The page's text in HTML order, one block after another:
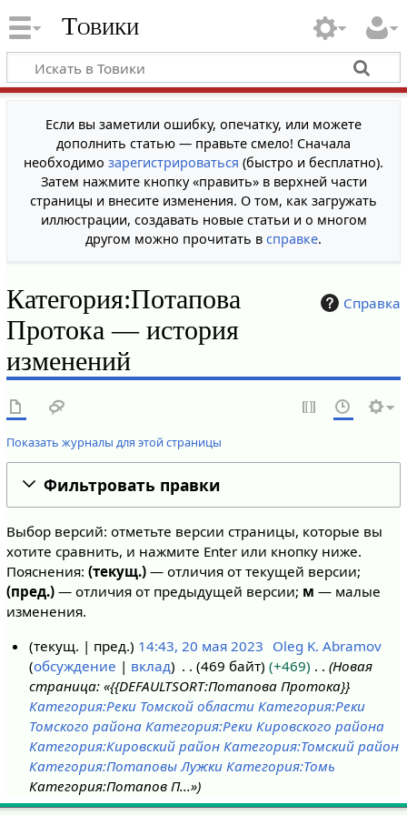
Товики
Если вы заметили ошибку, опечатку, или можете
дополнить статью — правьте смело! Сначала
необходимо зарегистрироваться (быстро и бесплатно).
Затем нажмите кнопку «править» в верхней части
страницы и внесите изменения. О том, как загружать
иллюстрации, создавать новые статьи и о многом
другом можно прочитать в справке.
Справка
Категория:Потапова
Протока — история
изменений
Показать журналы для этой страницы
Фильтровать правки
Выбор версий: отметьте версии страницы, которые вы
хотите сравнить, и нажмите Enter или кнопку ниже.
Пояснения: (текущ.)— отличия от текущей версии;
(пред.)— отличия от предыдущей версии; м — малые
изменения.
текущ. пред. 14:43, 20 мая 2023 Oleg K. Abramov
обсуждение
вклад 469 байт +469
Новая
страница: «{{DEFAULTSORT:Потапова Протока}}
Категория:Реки Томской области Категория:Реки
Томского района Категория:Реки Кировского района
Категория:Кировский район Категория:Томский район
Категория:Потаповы Лужки Категория:Томь
Категория:Потапов П...»